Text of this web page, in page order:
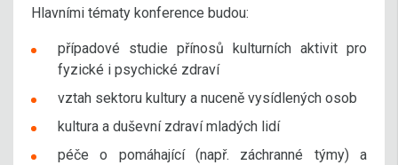
Hlavními tématy konference budou:
případové studie přínosů kulturních aktivit pro
fyzické i psychické zdraví
vztah sektoru kultury a nuceně vysídlených osob
kultura a duševní zdraví mladých lidí
péče o pomáhající (např. záchranné týmy) a